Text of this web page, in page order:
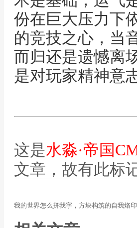
份在巨大压力下
的竞技之心，当
而归还是遗憾离
是对玩家精神意
这是水淼·帝国
文章，故有此标
我的世界怎么拼我字，方块构筑的自我烙印